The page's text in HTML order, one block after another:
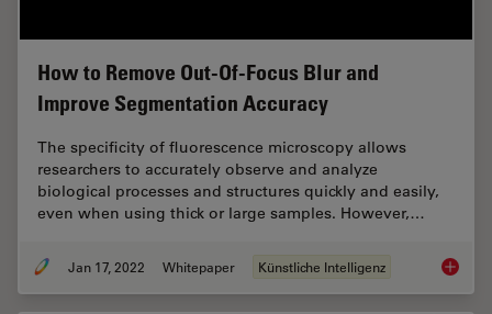
How to Remove Out-Of-Focus Blur and
Improve Segmentation Accuracy
The specificity of fluorescence microscopy allows
researchers to accurately observe and analyze
biological processes and structures quickly and easily,
even when using thick or large samples. However,…
Jan 17, 2022 Whitepaper Künstliche Intelligenz How to